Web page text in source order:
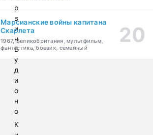
р
в
и
н
Б
у
д
и
о
н
о
К
Марсианские войны капитана
Скарлета
1967, Великобритания, мультфильм,
фантастика, боевик, семейный